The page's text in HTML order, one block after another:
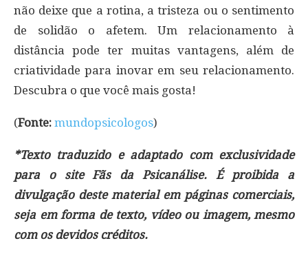
não deixe que a rotina, a tristeza ou o sentimento
de solidão o afetem. Um relacionamento à
distância pode ter muitas vantagens, além de
criatividade para inovar em seu relacionamento.
Descubra o que você mais gosta!
(Fonte: mundopsicologos)
*Texto traduzido e adaptado com exclusividade
para o site Fãs da Psicanálise. É proibida a
divulgação deste material em páginas comerciais,
seja em forma de texto, vídeo ou imagem, mesmo
com os devidos créditos.